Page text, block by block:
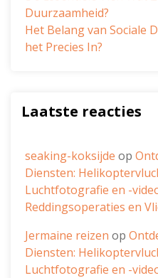
Duurzaamheid?
Het Belang van Sociale
het Precies In?
Laatste reacties
seaking-koksijde op
Diensten:
Luchtfotografie en -
Reddingsoperaties en
Jermaine reizen op
Diensten:
Luchtfotografie en -